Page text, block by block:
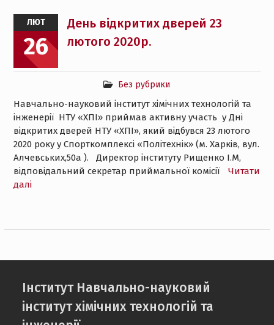
ЛЮТ
26
День відкритих дверей 23
лютого 2020р.
Без рубрики
Навчально-науковий інститут хімічних технологій та
інженерії НТУ «ХПІ» приймав активну участь у Дні
відкритих дверей НТУ «ХПІ», який відбувся 23 лютого
2020 року у Спорткомплексі «Політехнік» (м. Харків, вул.
Алчевських,50а ). Директор інституту Рищенко І.М,
відповідальний секретар приймальної комісії
Читати
далі
Інститут Навчально-науковий
інститут хімічних технологій та